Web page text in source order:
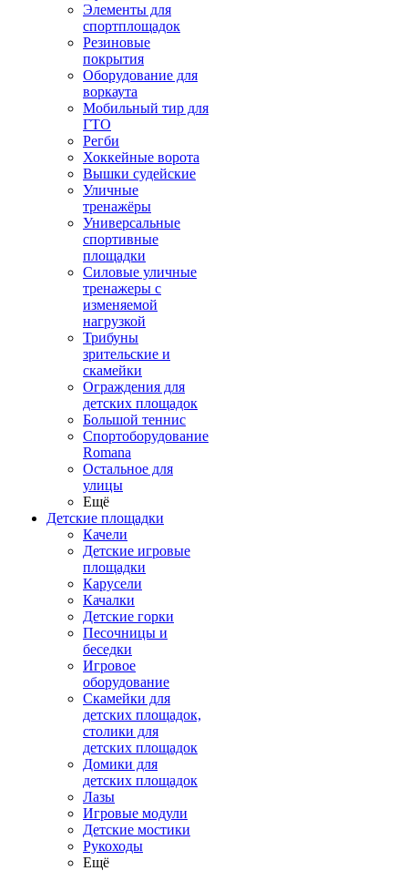
Элементы для
спортплощадок
Резиновые
покрытия
Оборудование для
воркаута
Мобильный тир для
ГТО
Регби
Хоккейные ворота
Вышки судейские
Уличные
тренажёры
Универсальные
спортивные
площадки
Силовые уличные
тренажеры с
изменяемой
нагрузкой
Трибуны
зрительские и
скамейки
Ограждения для
детских площадок
Большой теннис
Спортоборудование
Romana
Остальное для
улицы
Ещё
Детские площадки
Качели
Детские игровые
площадки
Карусели
Качалки
Детские горки
Песочницы и
беседки
Игровое
оборудование
Скамейки для
детских площадок,
столики для
детских площадок
Домики для
детских площадок
Лазы
Игровые модули
Детские мостики
Рукоходы
Ещё